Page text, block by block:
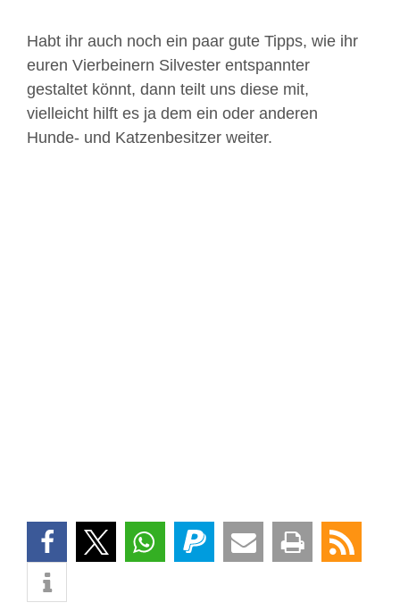
Habt ihr auch noch ein paar gute Tipps, wie ihr
euren Vierbeinern Silvester entspannter
gestaltet könnt, dann teilt uns diese mit,
vielleicht hilft es ja dem ein oder anderen
Hunde- und Katzenbesitzer weiter.